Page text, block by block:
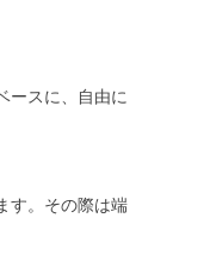
ースに、自由に
す。その際は端